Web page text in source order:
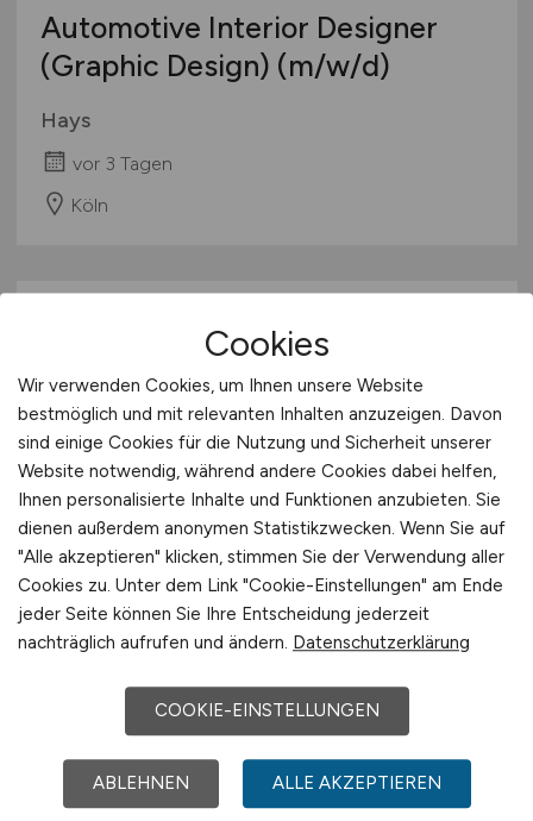
Automotive Interior Designer
(Graphic Design) (m/w/d)
Hays
vor 3 Tagen
Köln
Director Business Unit
Automotive Interiors(m/w/d)
Hays
vor 3 Tagen
Niedersachsen / Norddeutschland
Cookies
Wir verwenden Cookies, um Ihnen unsere Website
bestmöglich und mit relevanten Inhalten anzuzeigen. Davon
sind einige Cookies für die Nutzung und Sicherheit unserer
Website notwendig, während andere Cookies dabei helfen,
Ihnen personalisierte Inhalte und Funktionen anzubieten. Sie
dienen außerdem anonymen Statistikzwecken. Wenn Sie auf
"Alle akzeptieren" klicken, stimmen Sie der Verwendung aller
Cookies zu. Unter dem Link "Cookie-Einstellungen" am Ende
jeder Seite können Sie Ihre Entscheidung jederzeit
nachträglich aufrufen und ändern. Datenschutzerklärung
COOKIE-EINSTELLUNGEN
ABLEHNEN ALLE AKZEPTIEREN